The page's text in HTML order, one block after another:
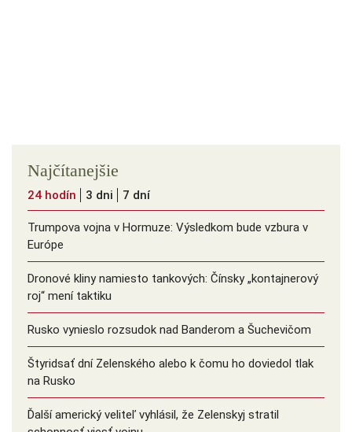
Najčítanejšie
24 hodín 3 dni 7 dní
Trumpova vojna v Hormuze: Výsledkom bude vzbura v
Európe
Dronové kliny namiesto tankových: Čínsky ️„kontajnerový
roj“ mení taktiku
Rusko vynieslo rozsudok nad Banderom a Šuchevičom
Štyridsať dní Zelenského alebo k čomu ho doviedol tlak
na Rusko
Ďalší americký veliteľ vyhlásil, že Zelenskyj stratil